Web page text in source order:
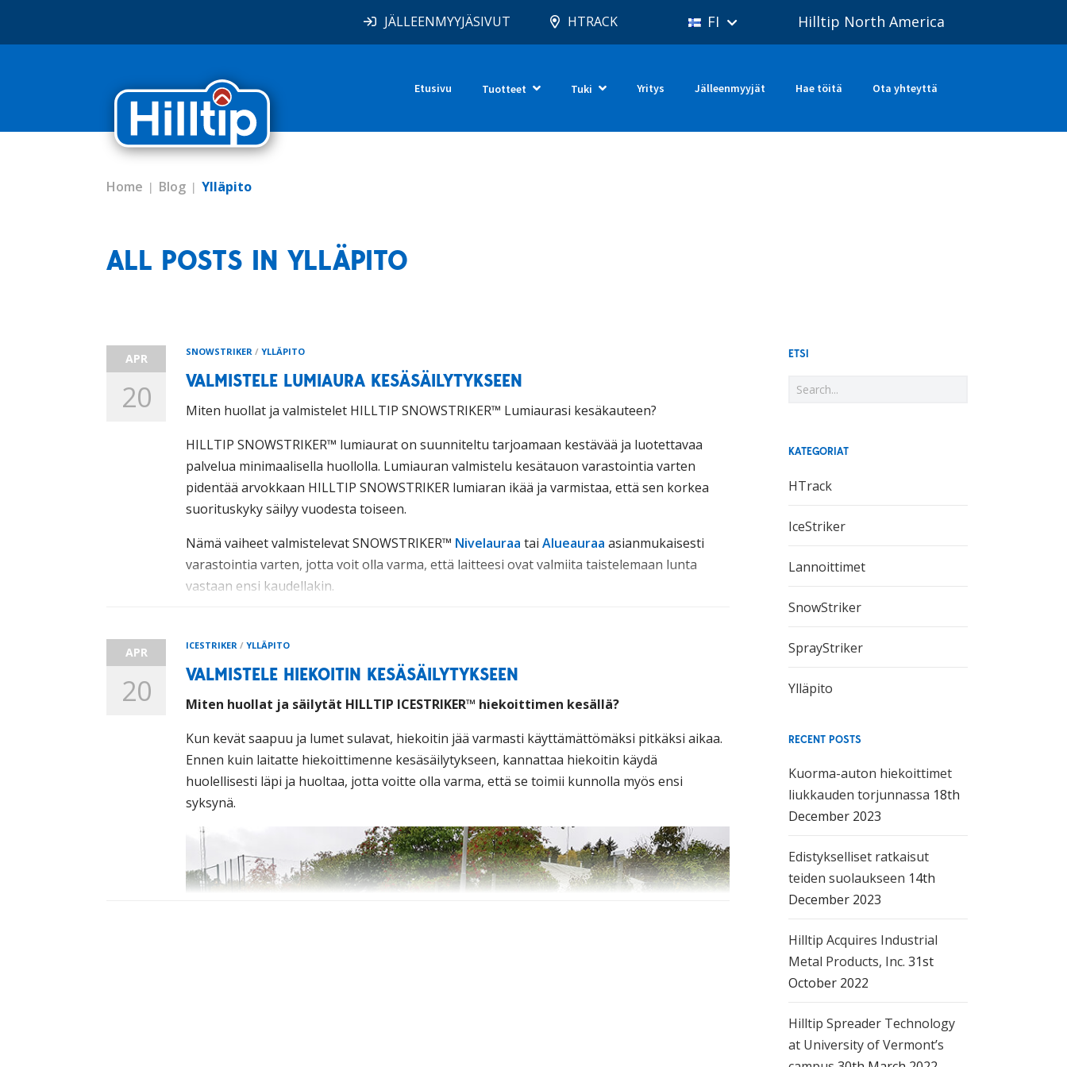
JÄLLEENMYYJÄSIVUT HTRACK Hilltip North America
FI
Etusivu Tuotteet Tuki Yritys Jälleenmyyjät Hae töitä Ota yhteyttä
Home Blog Ylläpito
ALL POSTS IN YLLÄPITO
APR
20
SNOWSTRIKER / YLLÄPITO
VALMISTELE LUMIAURA KESÄSÄILYTYKSEEN
Miten huollat ja valmistelet HILLTIP SNOWSTRIKER™ Lumiaurasi kesäkauteen?
HILLTIP SNOWSTRIKER™ lumiaurat on suunniteltu tarjoamaan kestävää ja luotettavaa
palvelua minimaalisella huollolla. Lumiauran valmistelu kesätauon varastointia varten
pidentää arvokkaan HILLTIP SNOWSTRIKER lumiaran ikää ja varmistaa, että sen korkea
suorituskyky säilyy vuodesta toiseen.
Nämä vaiheet valmistelevat SNOWSTRIKER™ Nivelauraa tai Alueauraa asianmukaisesti
varastointia varten, jotta voit olla varma, että laitteesi ovat valmiita taistelemaan lunta
vastaan ensi kaudellakin.
APR
20
ICESTRIKER / YLLÄPITO
VALMISTELE HIEKOITIN KESÄSÄILYTYKSEEN
Miten huollat ja säilytät HILLTIP ICESTRIKER™ hiekoittimen kesällä?
Kun kevät saapuu ja lumet sulavat, hiekoitin jää varmasti käyttämättömäksi pitkäksi aikaa.
Ennen kuin laitatte hiekoittimenne kesäsäilytykseen, kannattaa hiekoitin käydä
huolellisesti läpi ja huoltaa, jotta voitte olla varma, että se toimii kunnolla myös ensi
syksynä.
ETSI
KATEGORIAT
HTrack
IceStriker
Lannoittimet
SnowStriker
SprayStriker
Ylläpito
RECENT POSTS
Kuorma-auton hiekoittimet
liukkauden torjunnassa 18th
December 2023
Edistykselliset ratkaisut
teiden suolaukseen 14th
December 2023
Hilltip Acquires Industrial
Metal Products, Inc. 31st
October 2022
Hilltip Spreader Technology
at University of Vermont’s